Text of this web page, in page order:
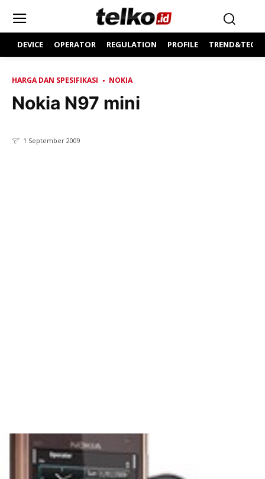
DEVICE OPERATOR REGULATION PROFILE
HARGA DAN SPESIFIKASI NOKIA
Nokia N97 mini
1 September 2009